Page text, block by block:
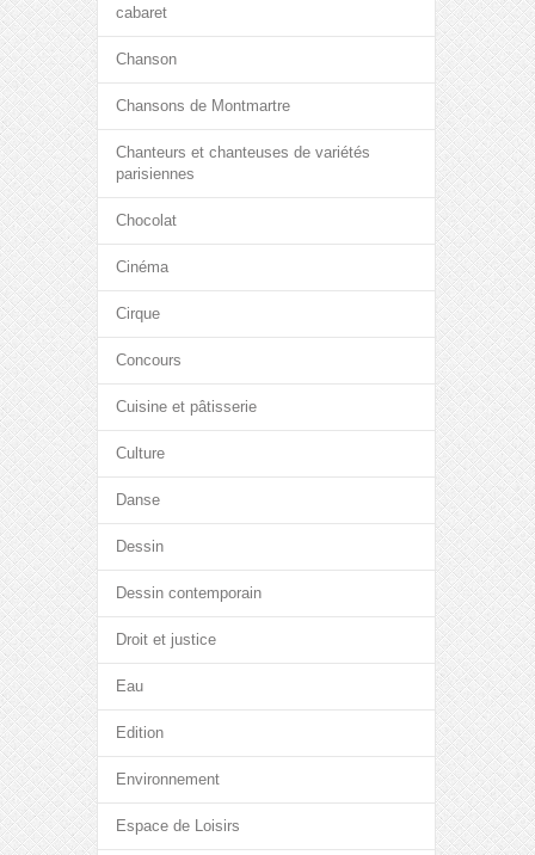
cabaret
Chanson
Chansons de Montmartre
Chanteurs et chanteuses de variétés
parisiennes
Chocolat
Cinéma
Cirque
Concours
Cuisine et pâtisserie
Culture
Danse
Dessin
Dessin contemporain
Droit et justice
Eau
Edition
Environnement
Espace de Loisirs